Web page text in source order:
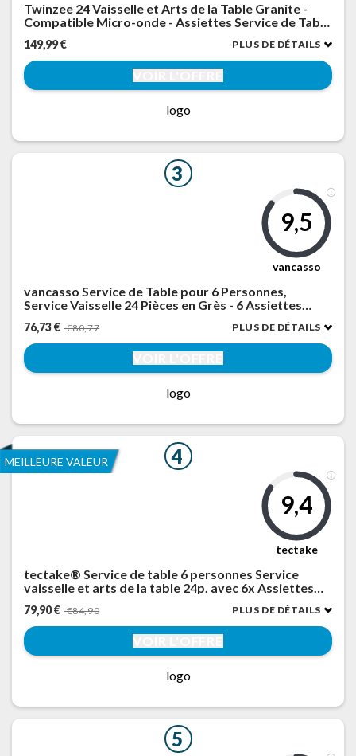
Twinzee 24 Vaisselle et Arts de la Table Granite -
Compatible Micro-onde - Assiettes Service de Table
149,99 € PLUS DE DÉTAILS
logo
3
9,5
vancasso
vancasso Service de Table pour 6 Personnes,
Service Vaisselle 24 Pièces en Grès - 6 Assiettes
Plates, 6 Assiettes à Dessert, 6 Assiettes Creuses et
6 Bols - Glaçure Bleu, Compatible Micro-Ondes
76,73 € €80,77 PLUS DE DÉTAILS
logo
4
MEILLEURE VALEUR
9,4
tectake
tectake® Service de table 6 personnes Service
vaisselle et arts de la table 24p. avec 6x Assiettes
creuses 6x assiettes plates 6x assiette à dessert 6x
bols petit déjeuner Coupelle soupe Lot assiette
79,90 € €84,90 PLUS DE DÉTAILS
logo
5